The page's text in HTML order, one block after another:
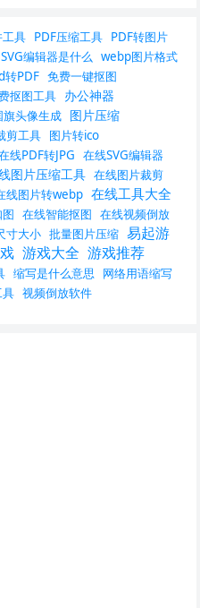
具 PDF压缩工具 PDF转图片
SVG编辑器是什么 webp图片格式
转PDF 免费一键抠图
抠图工具 办公神器
旗头像生成 图片压缩
剪工具 图片转ico
线PDF转JPG 在线SVG编辑器
图片压缩工具 在线图片裁剪
线图片转webp 在线工具大全
在线智能抠图 在线视频倒放
寸大小 批量图片压缩 易起游
游戏大全 游戏推荐
缩写是什么意思
网络用语缩写
具 视频倒放软件